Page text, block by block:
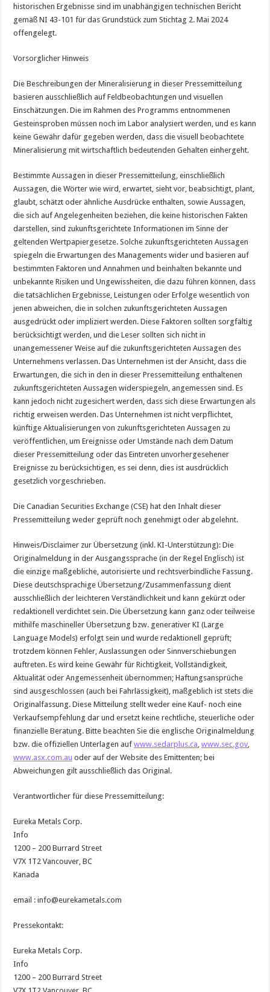
historischen Ergebnisse sind im unabhängigen technischen Bericht
gemäß NI 43-101 für das Grundstück zum Stichtag 2. Mai 2024
offengelegt.
Vorsorglicher Hinweis
Die Beschreibungen der Mineralisierung in dieser Pressemitteilung
basieren ausschließlich auf Feldbeobachtungen und visuellen
Einschätzungen. Die im Rahmen des Programms entnommenen
Gesteinsproben müssen noch im Labor analysiert werden, und es kann
keine Gewähr dafür gegeben werden, dass die visuell beobachtete
Mineralisierung mit wirtschaftlich bedeutenden Gehalten einhergeht.
Bestimmte Aussagen in dieser Pressemitteilung, einschließlich
Aussagen, die Wörter wie wird, erwartet, sieht vor, beabsichtigt, plant,
glaubt, schätzt oder ähnliche Ausdrücke enthalten, sowie Aussagen,
die sich auf Angelegenheiten beziehen, die keine historischen Fakten
darstellen, sind zukunftsgerichtete Informationen im Sinne der
geltenden Wertpapiergesetze. Solche zukunftsgerichteten Aussagen
spiegeln die Erwartungen des Managements wider und basieren auf
bestimmten Faktoren und Annahmen und beinhalten bekannte und
unbekannte Risiken und Ungewissheiten, die dazu führen können, dass
die tatsächlichen Ergebnisse, Leistungen oder Erfolge wesentlich von
jenen abweichen, die in solchen zukunftsgerichteten Aussagen
ausgedrückt oder impliziert werden. Diese Faktoren sollten sorgfältig
berücksichtigt werden, und die Leser sollten sich nicht in
unangemessener Weise auf die zukunftsgerichteten Aussagen des
Unternehmens verlassen. Das Unternehmen ist der Ansicht, dass die
Erwartungen, die sich in den in dieser Pressemitteilung enthaltenen
zukunftsgerichteten Aussagen widerspiegeln, angemessen sind. Es
kann jedoch nicht zugesichert werden, dass sich diese Erwartungen als
richtig erweisen werden. Das Unternehmen ist nicht verpflichtet,
künftige Aktualisierungen von zukunftsgerichteten Aussagen zu
veröffentlichen, um Ereignisse oder Umstände nach dem Datum
dieser Pressemitteilung oder das Eintreten unvorhergesehener
Ereignisse zu berücksichtigen, es sei denn, dies ist ausdrücklich
gesetzlich vorgeschrieben.
Die Canadian Securities Exchange (CSE) hat den Inhalt dieser
Pressemitteilung weder geprüft noch genehmigt oder abgelehnt.
Hinweis/Disclaimer zur Übersetzung (inkl. KI-Unterstützung): Die
Originalmeldung in der Ausgangssprache (in der Regel Englisch) ist
die einzige maßgebliche, autorisierte und rechtsverbindliche Fassung.
Diese deutschsprachige Übersetzung/Zusammenfassung dient
ausschließlich der leichteren Verständlichkeit und kann gekürzt oder
redaktionell verdichtet sein. Die Übersetzung kann ganz oder teilweise
mithilfe maschineller Übersetzung bzw. generativer KI (Large
Language Models) erfolgt sein und wurde redaktionell geprüft;
trotzdem können Fehler, Auslassungen oder Sinnverschiebungen
auftreten. Es wird keine Gewähr für Richtigkeit, Vollständigkeit,
Aktualität oder Angemessenheit übernommen; Haftungsansprüche
sind ausgeschlossen (auch bei Fahrlässigkeit), maßgeblich ist stets die
Originalfassung. Diese Mitteilung stellt weder eine Kauf- noch eine
Verkaufsempfehlung dar und ersetzt keine rechtliche, steuerliche oder
finanzielle Beratung. Bitte beachten Sie die englische Originalmeldung
bzw. die offiziellen Unterlagen aufwww.sedarplus.ca ,www.sec.gov
www.asx.com.au oder auf der Website des Emittenten; bei
Abweichungen gilt ausschließlich das Original.
Verantwortlicher für diese Pressemitteilung:
Eureka Metals Corp.
Info
1200 – 200 Burrard Street
V7X 1T2 Vancouver, BC
Kanada
email : info@eurekametals.com
Pressekontakt:
Eureka Metals Corp.
Info
1200 – 200 Burrard Street